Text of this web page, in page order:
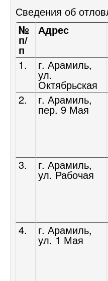
Сведения об
№
п/
п
Адрес
1.
г. Арамиль,
ул.
Октябрьская
2. г. Арамиль,
пер. 9 Мая
3.
г. Арамиль,
ул. Рабочая
4.
г. Арамиль,
ул. 1 Мая